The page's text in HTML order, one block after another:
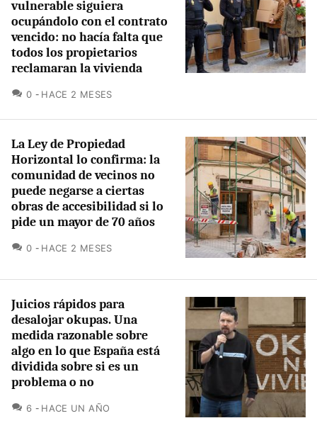
vulnerable siguiera
ocupándolo con el contrato
vencido: no hacía falta que
todos los propietarios
reclamaran la vivienda
0 COMENTARIOS
HACE 2 MESES
La Ley de Propiedad
Horizontal lo confirma: la
comunidad de vecinos no
puede negarse a ciertas
obras de accesibilidad si lo
pide un mayor de 70 años
0 COMENTARIOS
HACE 2 MESES
Juicios rápidos para
desalojar okupas. Una
medida razonable sobre
algo en lo que España está
dividida sobre si es un
problema o no
6 COMENTARIOS
HACE UN AÑO